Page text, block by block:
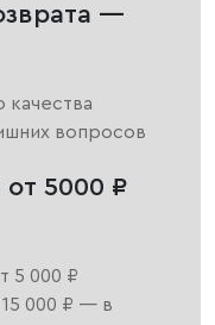
—
качества
вопросов
от 5000 ₽
5 000 ₽
000 ₽ — в